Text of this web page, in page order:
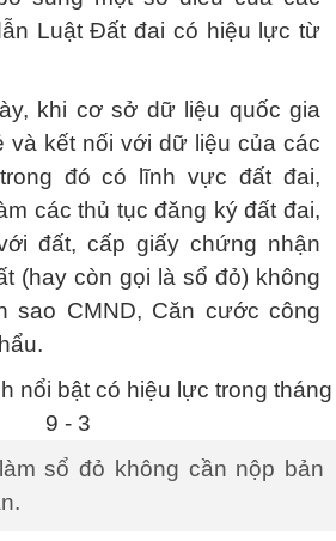
Luật Đất đai có hiệu lực từ
khi cơ sở dữ liệu quốc gia
và kết nối với dữ liệu của các
đó có lĩnh vực đất đai,
các thủ tục đăng ký đất đai,
đất, cấp giấy chứng nhận
(hay còn gọi là sổ đỏ) không
sao CMND, Căn cước công
sổ đỏ không cần nộp bản